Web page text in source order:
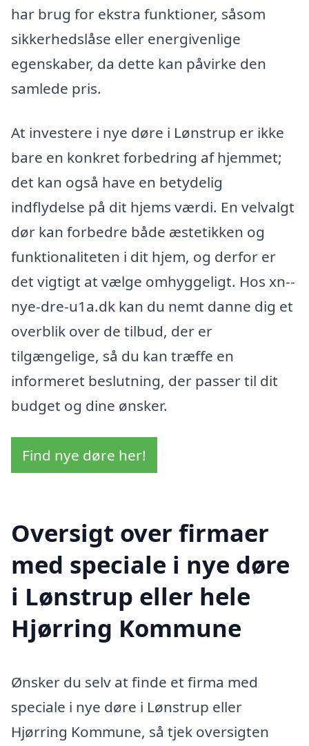
har brug for ekstra funktioner, såsom
sikkerhedslåse eller energivenlige
egenskaber, da dette kan påvirke den
samlede pris.
At investere i nye døre i Lønstrup er ikke
bare en konkret forbedring af hjemmet;
det kan også have en betydelig
indflydelse på dit hjems værdi. En velvalgt
dør kan forbedre både æstetikken og
funktionaliteten i dit hjem, og derfor er
det vigtigt at vælge omhyggeligt. Hos xn--
nye-dre-u1a.dk kan du nemt danne dig et
overblik over de tilbud, der er
tilgængelige, så du kan træffe en
informeret beslutning, der passer til dit
budget og dine ønsker.
Find nye døre her!
Oversigt over firmaer
med speciale i nye døre
i Lønstrup eller hele
Hjørring Kommune
Ønsker du selv at finde et firma med
speciale i nye døre i Lønstrup eller
Hjørring Kommune, så tjek oversigten